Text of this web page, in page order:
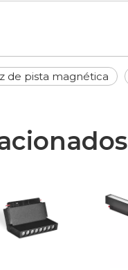
de pista magnética